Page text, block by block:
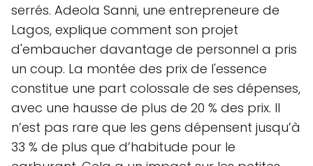
serrés. Adeola Sanni, une entrepreneure de
Lagos, explique comment son projet
d'embaucher davantage de personnel a pris
un coup. La montée des prix de l'essence
constitue une part colossale de ses dépenses,
avec une hausse de plus de 20 % des prix. Il
n’est pas rare que les gens dépensent jusqu’à
33 % de plus que d’habitude pour le